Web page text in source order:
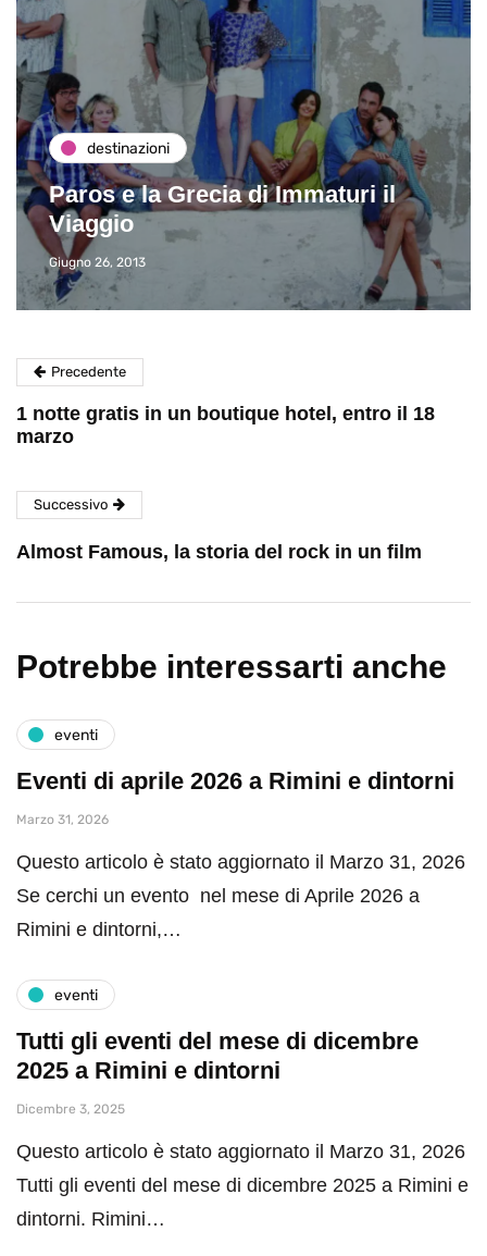
eventi
Eventi di aprile 2026 a Rimini e
dintorni
Marzo 31, 2026
Precedente
1 notte gratis in un boutique hotel, entro il 18
marzo
Successivo
Almost Famous, la storia del rock in un film
Potrebbe interessarti anche
eventi
Eventi di aprile 2026 a Rimini e dintorni
Marzo 31, 2026
Questo articolo è stato aggiornato il Marzo 31, 2026
Se cerchi un evento nel mese di Aprile 2026 a
Rimini e dintorni,…
eventi
Tutti gli eventi del mese di dicembre
2025 a Rimini e dintorni
Dicembre 3, 2025
Questo articolo è stato aggiornato il Marzo 31, 2026
Tutti gli eventi del mese di dicembre 2025 a Rimini e
dintorni. Rimini…